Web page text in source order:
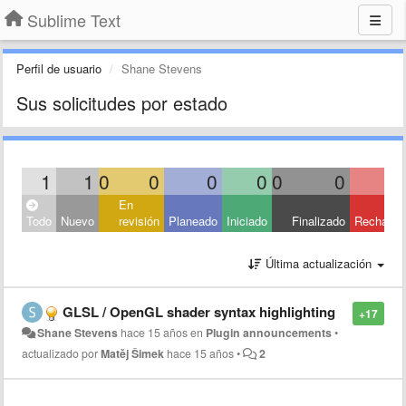
Sublime Text
Perfil de usuario Shane Stevens
Sus solicitudes por estado
1 1 0 0 0 0 0 0
Todo Nuevo
En
revisión Planeado Iniciado Finalizado
Última actualización
+17
GLSL / OpenGL shader syntax highlighting
Shane Stevens hace 15 añosen Plugin announcements•
actualizado porMatěj Šimek hace 15 años• 2